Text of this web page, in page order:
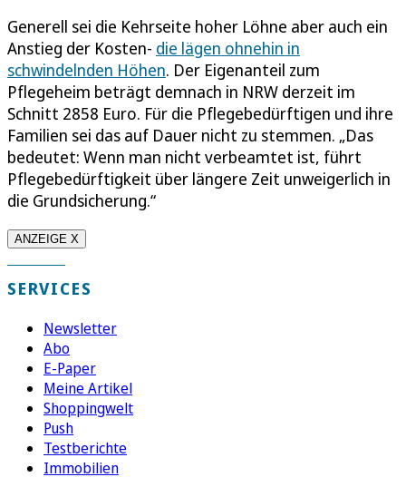
Generell sei die Kehrseite hoher Löhne aber auch ein
Anstieg der Kosten- die lägen ohnehin in
schwindelnden Höhen. Der Eigenanteil zum
Pflegeheim beträgt demnach in NRW derzeit im
Schnitt 2858 Euro. Für die Pflegebedürftigen und ihre
Familien sei das auf Dauer nicht zu stemmen. „Das
bedeutet: Wenn man nicht verbeamtet ist, führt
Pflegebedürftigkeit über längere Zeit unweigerlich in
die Grundsicherung.“
ANZEIGE X
SERVICES
Newsletter
Abo
E-Paper
Meine Artikel
Shoppingwelt
Push
Testberichte
Immobilien